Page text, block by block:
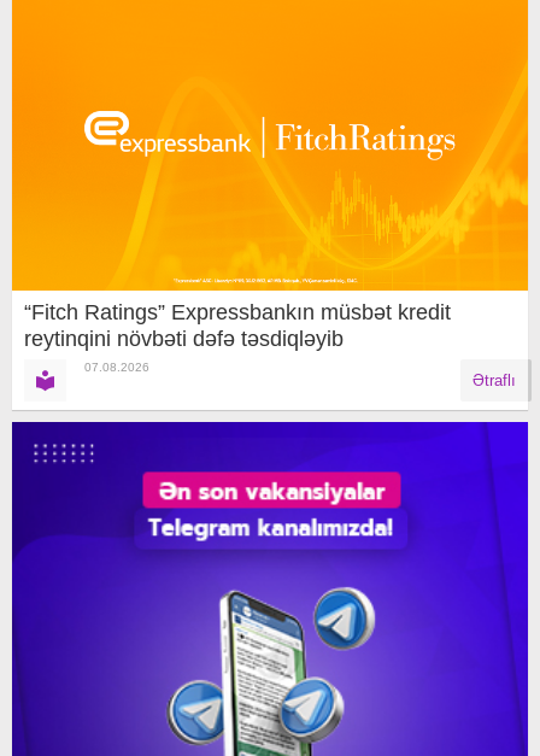
“Fitch Ratings” Expressbankın müsbət kredit
reytinqini növbəti dəfə təsdiqləyib
07.08.2026
Ətraflı